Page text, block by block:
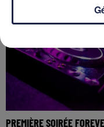
PREMIÈRE SOIRÉE